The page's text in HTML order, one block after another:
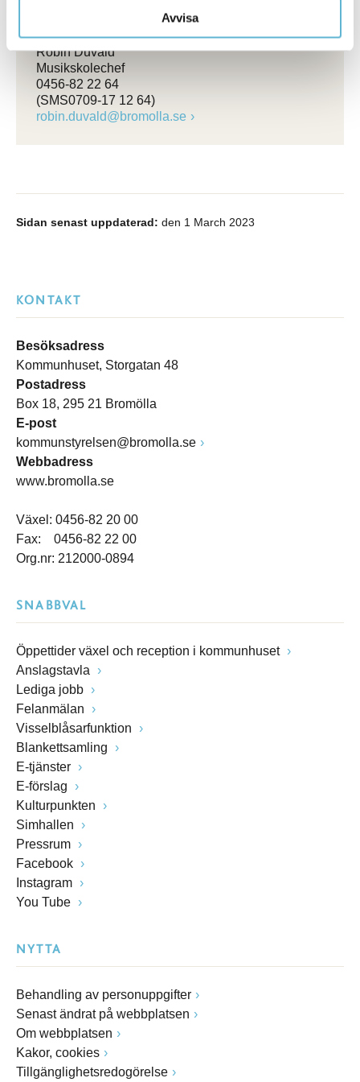
Avvisa
Box 18, 295 21 Bromölla
Robin Duvald
Musikskolechef
0456-82 22 64
(SMS0709-17 12 64)
robin.duvald@bromolla.se
Sidan senast uppdaterad: den 1 March 2023
KONTAKT
Besöksadress
Kommunhuset, Storgatan 48
Postadress
Box 18, 295 21 Bromölla
E-post
kommunstyrelsen@bromolla.se
Webbadress
www.bromolla.se
Växel: 0456-82 20 00
Fax: 0456-82 22 00
Org.nr: 212000-0894
SNABBVAL
Öppettider växel och reception i kommunhuset
Anslagstavla
Lediga jobb
Felanmälan
Visselblåsarfunktion
Blankettsamling
E-tjänster
E-förslag
Kulturpunkten
Simhallen
Pressrum
Facebook
Instagram
You Tube
NYTTA
Behandling av personuppgifter
Senast ändrat på webbplatsen
Om webbplatsen
Kakor, cookies
Tillgänglighetsredogörelse